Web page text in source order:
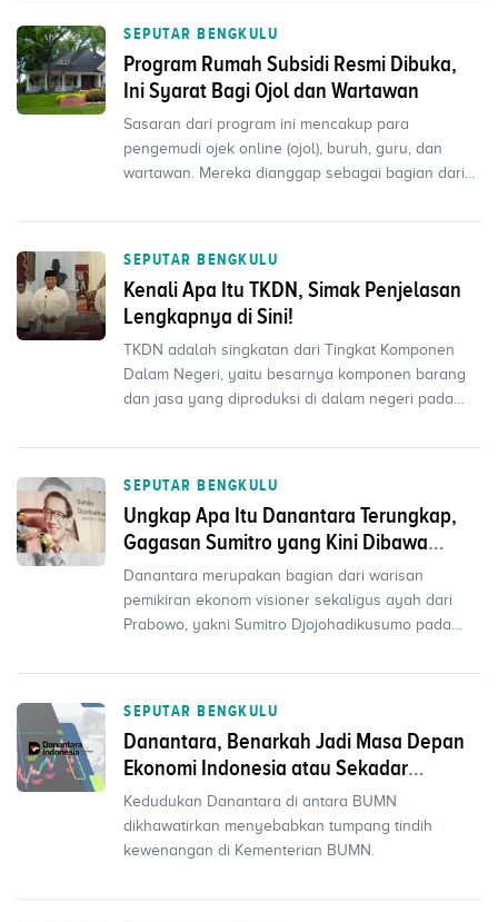
SEPUTAR BENGKULU
Program Rumah Subsidi Resmi Dibuka,
Ini Syarat Bagi Ojol dan Wartawan
Sasaran dari program ini mencakup para
pengemudi ojek online (ojol), buruh, guru, dan
wartawan. Mereka dianggap sebagai bagian dari
SEPUTAR BENGKULU
Kenali Apa Itu TKDN, Simak Penjelasan
Lengkapnya di Sini!
TKDN adalah singkatan dari Tingkat Komponen
Dalam Negeri, yaitu besarnya komponen barang
dan jasa yang diproduksi di dalam negeri pada
SEPUTAR BENGKULU
Ungkap Apa Itu Danantara Terungkap,
Gagasan Sumitro yang Kini Dibawa
Prabowo ke Level Baru
Danantara merupakan bagian dari warisan
pemikiran ekonom visioner sekaligus ayah dari
Prabowo, yakni Sumitro Djojohadikusumo pada
SEPUTAR BENGKULU
Danantara, Benarkah Jadi Masa Depan
Ekonomi Indonesia atau Sekadar
Wacana?
Kedudukan Danantara di antara BUMN
dikhawatirkan menyebabkan tumpang tindih
kewenangan di Kementerian BUMN.